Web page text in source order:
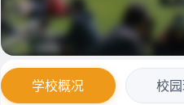
学校概况 校